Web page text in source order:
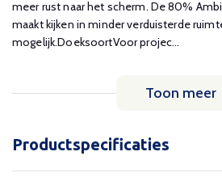
meer rust naar het scherm. De 80%
maakt kijken in minder verduisterde
mogelijk.DoeksoortVoor projec...
Toon meer
Productspecificaties